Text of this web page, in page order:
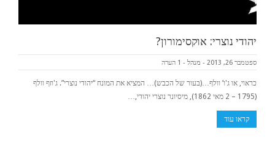
יהודי נוצרי: אוקסימורון?
ספטמבר 26, 2013 - מנהל - 1 הערה
כראוי, או ג'ו’ וולף…(בעור של הכבש)… המציא את המונח “יהודי נוצרי”. ג'וזף וולף
(1795 – 2 מאי 1862), מיסיונר נוצרי יהודי,…
קראו עוד